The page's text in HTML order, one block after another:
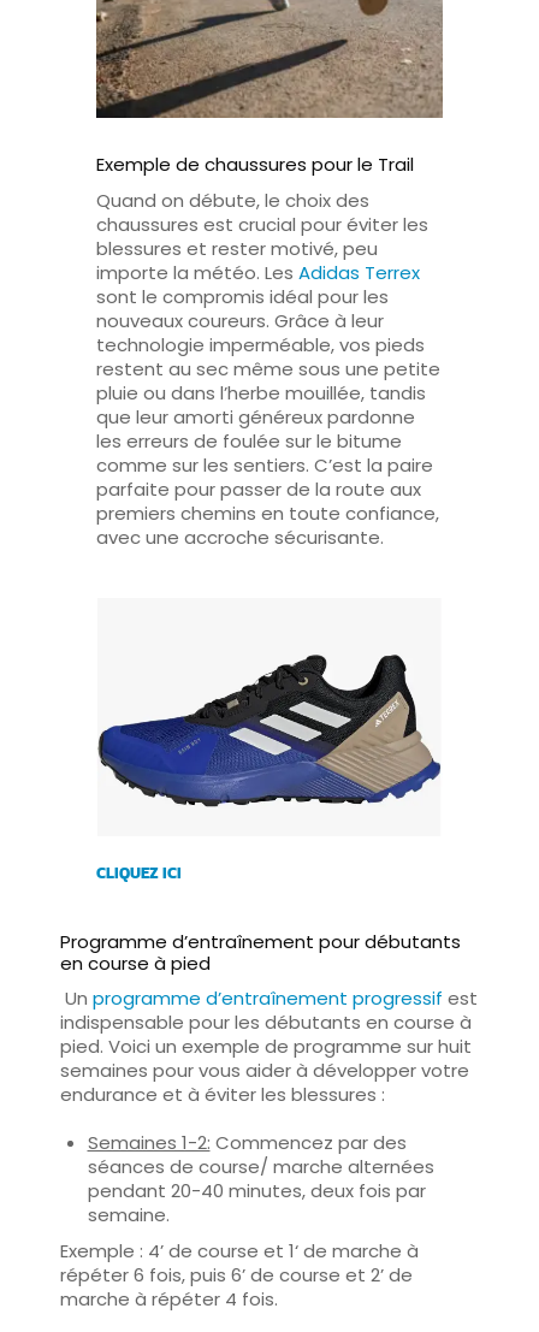
Exemple de chaussures pour le Trail
Quand on débute, le choix des
chaussures est crucial pour éviter les
blessures et rester motivé, peu
importe la météo. Les Adidas Terrex
sont le compromis idéal pour les
nouveaux coureurs. Grâce à leur
technologie imperméable, vos pieds
restent au sec même sous une petite
pluie ou dans l’herbe mouillée, tandis
que leur amorti généreux pardonne
les erreurs de foulée sur le bitume
comme sur les sentiers. C’est la paire
parfaite pour passer de la route aux
premiers chemins en toute confiance,
avec une accroche sécurisante.
CLIQUEZ ICI
Programme d’entraînement pour débutants
en course à pied
Un programme d’entraînement progressif est
indispensable pour les débutants en course à
pied. Voici un exemple de programme sur huit
semaines pour vous aider à développer votre
endurance et à éviter les blessures :
Semaines 1-2: Commencez par des
séances de course/ marche alternées
pendant 20-40 minutes, deux fois par
semaine.
Exemple : 4’ de course et 1‘ de marche à
répéter 6 fois, puis 6’ de course et 2’ de
marche à répéter 4 fois.